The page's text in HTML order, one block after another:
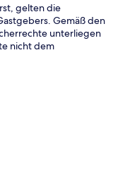
gelten die
Gemäß den
unterliegen
nicht dem